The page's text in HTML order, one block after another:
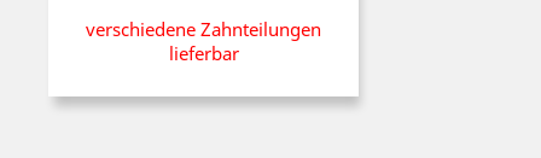
verschiedene Zahnteilungen
lieferbar